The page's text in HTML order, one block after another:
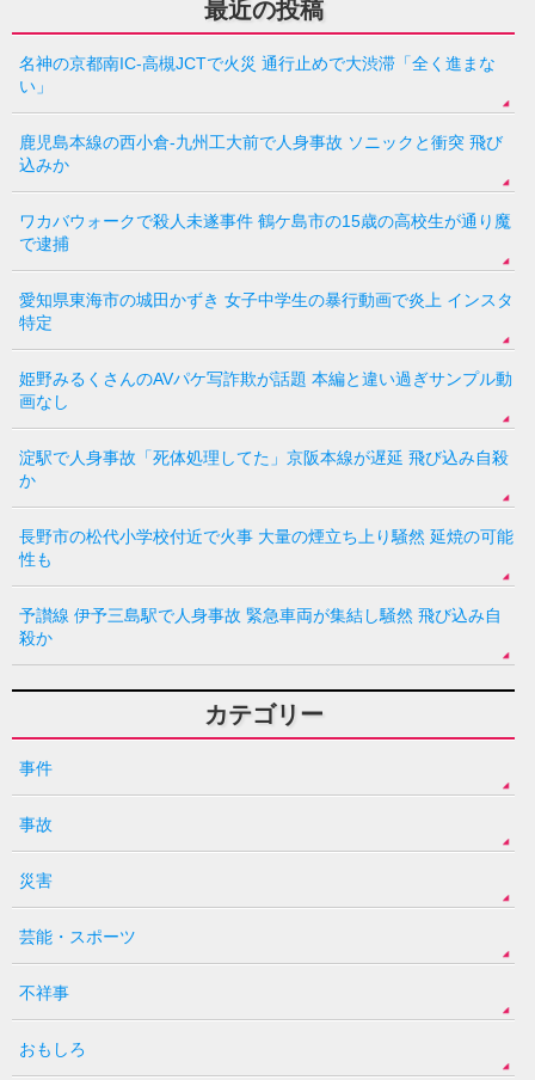
最近の投稿
名神の京都南IC-高槻JCTで火災 通行止めで大渋滞「全く進まな
い」
鹿児島本線の西小倉-九州工大前で人身事故 ソニックと衝突 飛び
込みか
ワカバウォークで殺人未遂事件 鶴ケ島市の15歳の高校生が通り魔
で逮捕
愛知県東海市の城田かずき 女子中学生の暴行動画で炎上 インスタ
特定
姫野みるくさんのAVパケ写詐欺が話題 本編と違い過ぎサンプル動
画なし
淀駅で人身事故「死体処理してた」京阪本線が遅延 飛び込み自殺
か
長野市の松代小学校付近で火事 大量の煙立ち上り騒然 延焼の可能
性も
予讃線 伊予三島駅で人身事故 緊急車両が集結し騒然 飛び込み自
殺か
カテゴリー
事件
事故
災害
芸能・スポーツ
不祥事
おもしろ